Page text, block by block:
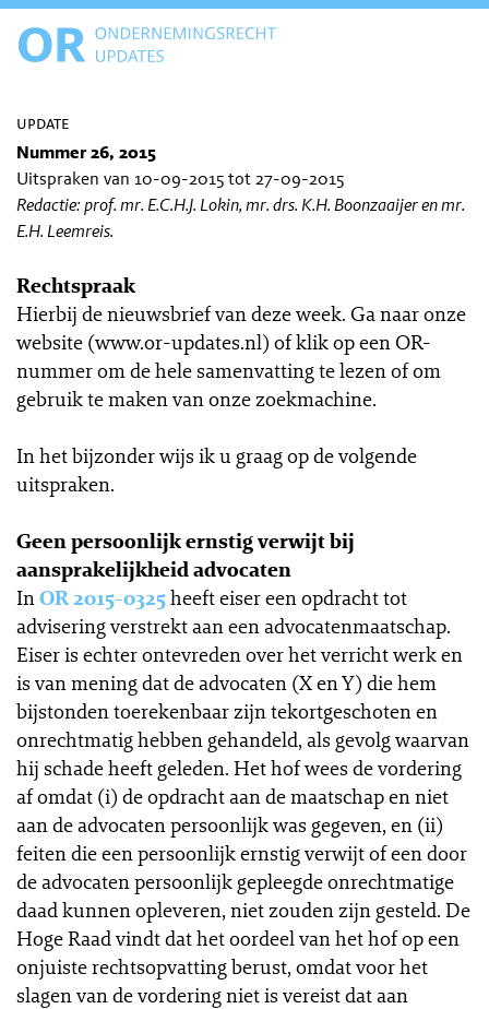
update
Nummer 26, 2015
Uitspraken van 10-09-2015 tot 27-09-2015
Redactie: prof. mr. E.C.H.J. Lokin, mr. drs. K.H. Boonzaaijer en mr.
E.H. Leemreis.
Rechtspraak
Hierbij de nieuwsbrief van deze week. Ga naar onze
website (www.or-updates.nl) of klik op een OR-
nummer om de hele samenvatting te lezen of om
gebruik te maken van onze zoekmachine.
In het bijzonder wijs ik u graag op de volgende
uitspraken.
Geen persoonlijk ernstig verwijt bij
aansprakelijkheid advocaten
InOR 2015-0325heeft eiser een opdracht tot
advisering verstrekt aan een advocatenmaatschap.
Eiser is echter ontevreden over het verricht werk en
is van mening dat de advocaten (X en Y) die hem
bijstonden toerekenbaar zijn tekortgeschoten en
onrechtmatig hebben gehandeld, als gevolg waarvan
hij schade heeft geleden. Het hof wees de vordering
af omdat (i) de opdracht aan de maatschap en niet
aan de advocaten persoonlijk was gegeven, en (ii)
feiten die een persoonlijk ernstig verwijt of een door
de advocaten persoonlijk gepleegde onrechtmatige
daad kunnen opleveren, niet zouden zijn gesteld. De
Hoge Raad vindt dat het oordeel van het hof op een
onjuiste rechtsopvatting berust, omdat voor het
slagen van de vordering niet is vereist dat aan